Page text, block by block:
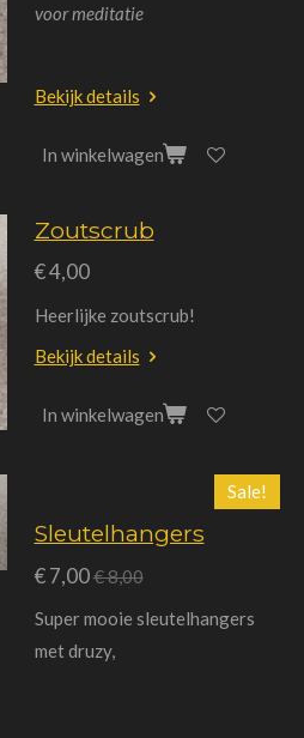
voor meditatie
Bekijk details
In winkelwagen
Zoutscrub
€ 4,00
Heerlijke zoutscrub!
Bekijk details
In winkelwagen
Sale!
Sleutelhangers
€ 7,00€ 8,00
Super mooie sleutelhangers
met druzy,